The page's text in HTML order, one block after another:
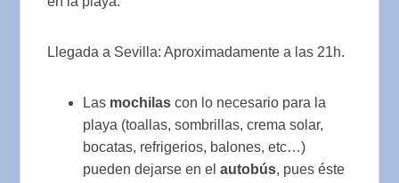
Llegada a Sevilla: Aproximadamente a las 21h.
Las mochilas con lo necesario para la
playa (toallas, sombrillas, crema solar,
bocatas, refrigerios, balones, etc…)
pueden dejarse en elautobús, pues éste